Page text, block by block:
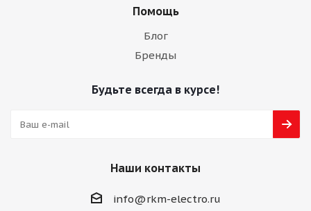
Помощь
Блог
Бренды
Будьте всегда в курсе!
Наши контакты
info@rkm-electro.ru